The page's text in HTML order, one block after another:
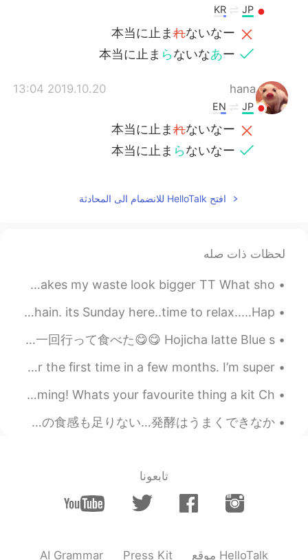
JP
KR
本当に止まれないなー
本当に止ま らないなあー
hana
2019.10.20 13:04
JP
EN
本当に止まれないなー
本当に止ま らないなー
افتح HelloTalk للانضمام الى المحادثة
لحظات ذات صله
Should I buy it? I like it but the waste isn’t tight so it makes my waste look bigger TT What sho...
came to Hooters today...a sports bar and restaurant chain. its Sunday here..time to relax.....Hap...
Koku Culture🍵 So delicious I had to go here again😋 めっちゃ美味しかったからもう一回行って食べた😋😋 Hojicha latte Blue s...
I will be meeting my Japanese girlfriend’s parents for the first time in a few months. I’m super ...
I took this photo close to my workplace. Christmas is coming! Whats your favourite thing a kit Ch...
今日は初めてホンコンの「排包」(pai bao)というパンを作ってみました！日本のミルクパンみたい🍞なパンなのかな？ 形は全然整えられなかったね😂 ふわふわの食感も足りない…発酵はうまくできなか...
تابعونا
AI Grammar Press Kit موقع HelloTalk